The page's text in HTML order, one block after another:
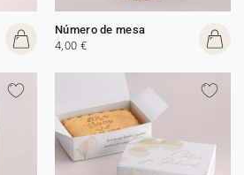
Número de mesa
4,00 €